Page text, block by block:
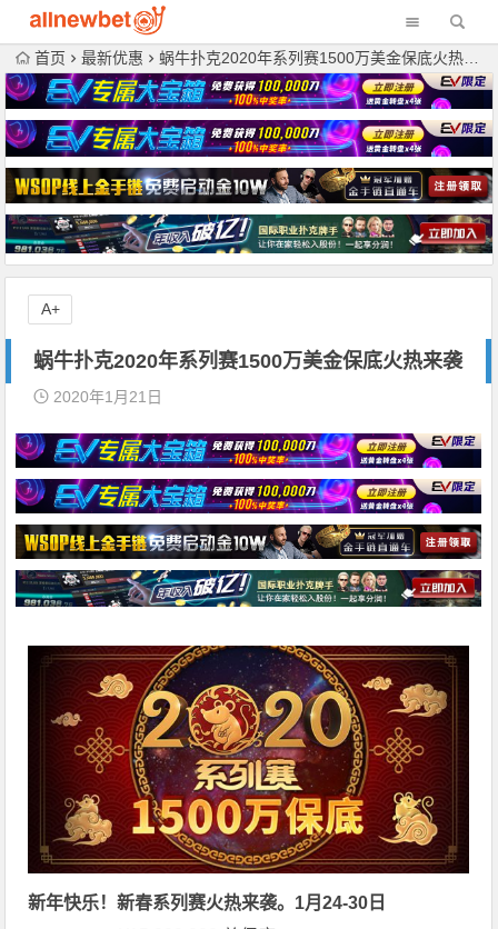
首页 最新优惠 蜗牛扑克2020年系列赛1500万美金保底火热来袭
蜗牛扑克2020年系列赛1500万美金保底火热来袭
2020年1月21日
新年快乐！新春系列赛火热来袭。1月24-30日
A+